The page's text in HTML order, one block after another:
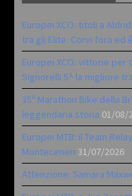
Europei XCO: titoli a
tra gli Elite. Corvi fora ed
Europei XCO: vittorie per
Signorelli 5^ la migliore
35ª Marathon Bike della
leggendaria storia 01/08/
Europei MTB: il Team
Monteceneri 31/07/2026
Attenzione: Samara